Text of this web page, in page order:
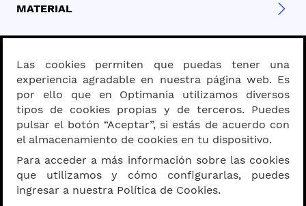
MATERIAL
PROGRESIVOS - BIFOCALES
SOBRE OPTIMANIA
MEDIDA DE VISTA
Las cookies permiten que puedas tener una
experiencia agradable en nuestra página web. Es
por ello que en Optimania utilizamos diversos
tipos de cookies propias y de terceros. Puedes
pulsar el botón “Aceptar”, si estás de acuerdo con
el almacenamiento de cookies en tu dispositivo.
Para acceder a más información sobre las cookies
que utilizamos y cómo configurarlas, puedes
ingresar a nuestra Política de Cookies.